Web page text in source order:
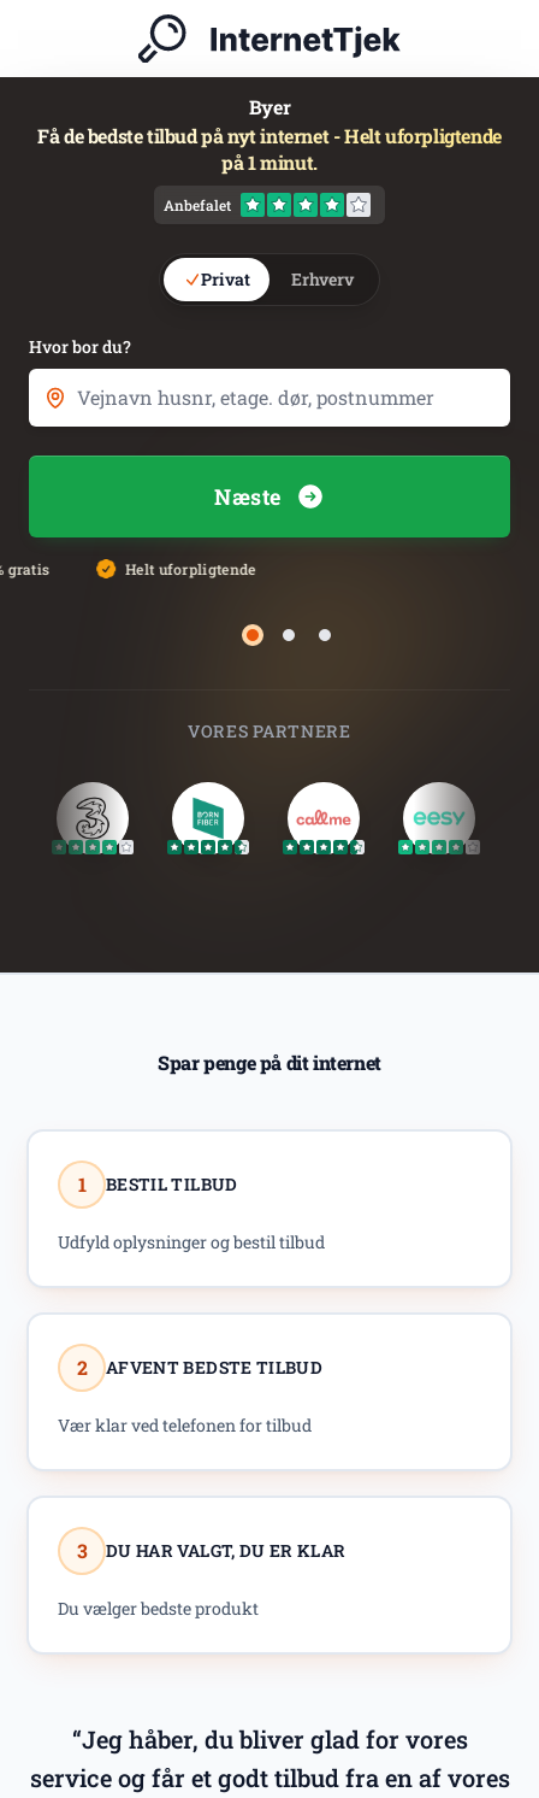
Byer
Få de bedste tilbud på nyt internet - Helt uforpligtende
på 1 minut.
Anbefalet
Privat Erhverv
Hvor bor du?
Næste
gratis Helt uforpligtende
Side 1Side 2Side 3
VORES PARTNERE
Spar penge på dit internet
1 BESTIL TILBUD
Udfyld oplysninger og bestil tilbud
2 AFVENT BEDSTE TILBUD
Vær klar ved telefonen for tilbud
3 DU HAR VALGT, DU ER KLAR
Du vælger bedste produkt
“Jeg håber, du bliver glad for vores
service og får et godt tilbud fra en af vores